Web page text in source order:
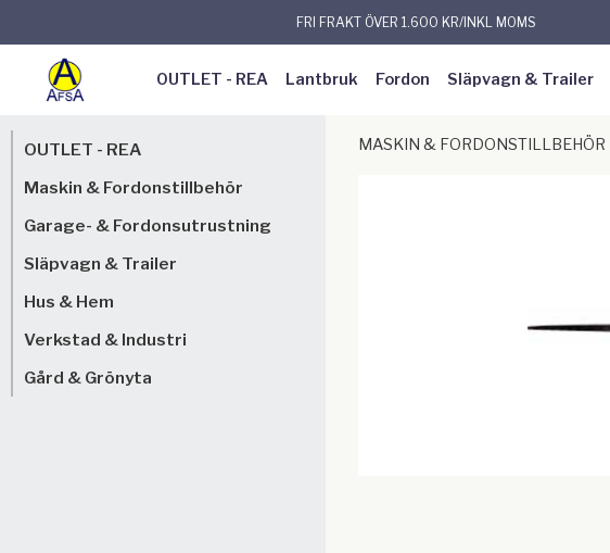
FRI FRAKT ÖVER 1.600 KR/INKL MOMS
OUTLET - REA Lantbruk Fordon Släpvagn & Trailer
MASKIN & FORDONSTILLBEHÖR
OUTLET - REA
Maskin & Fordonstillbehör
Garage- & Fordonsutrustning
Släpvagn & Trailer
Hus & Hem
Verkstad & Industri
Gård & Grönyta